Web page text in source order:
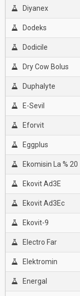
Diyanex
Dodeks
Dodicile
Dry Cow Bolus
Duphalyte
E-Sevil
Eforvit
Eggplus
Ekomisin La % 20
Ekovit Ad3E
Ekovit Ad3Ec
Ekovit-9
Electro Far
Elektromin
Energal